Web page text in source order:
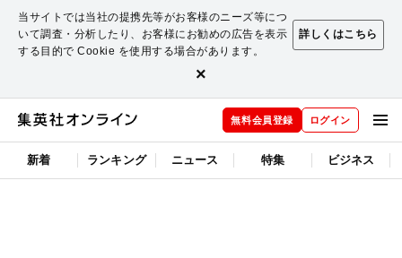
当サイトでは当社の提携先等がお客様のニーズ等につ
いて調査・分析したり、お客様にお勧めの広告を表示
する目的で Cookie を使用する場合があります。
詳しくはこちら
×
無料会員登録 ログイン
新着 ランキング ニュース 特集 ビジネス